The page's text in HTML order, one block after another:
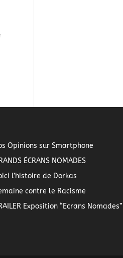
Opinions sur Smartphone
ÉCRANS NOMADES
l’histoire de Dorkas
contre le Racisme
Exposition “Ecrans Nomades”